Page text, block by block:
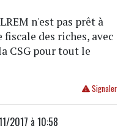
n'est pas prêt à
des riches, avec
CSG pour tout le
Signaler
2017 à 10:58